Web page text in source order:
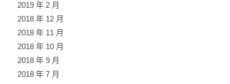
2019 年 2 月
2018 年 12 月
2018 年 11 月
2018 年 10 月
2018 年 9 月
2018 年 7 月